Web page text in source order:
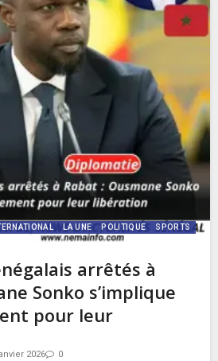
LA UNE POLITIQUE SPORTS
arrêtés à
Sonko s’implique
pour leur
2026 0